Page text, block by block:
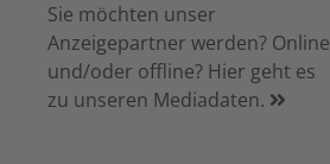
Sie möchten unser
Anzeigepartner werden? Online
und/oder offline? Hier geht es
zu unseren Mediadaten.